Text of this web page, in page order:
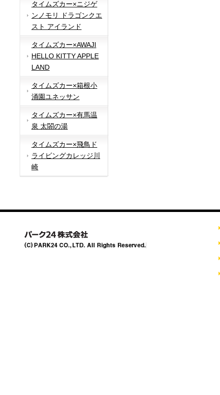
タイムズカー×ニジゲ
ンノモリ ドラゴンクエ
スト アイランド
タイムズカー×AWAJI
HELLO KITTY APPLE
LAND
タイムズカー×箱根小
涌園ユネッサン
タイムズカー×有馬温
泉 太閤の湯
タイムズカー×飛鳥ド
ライビングカレッジ川
崎